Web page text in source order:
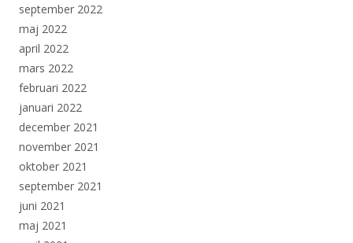
september 2022
maj 2022
april 2022
mars 2022
februari 2022
januari 2022
december 2021
november 2021
oktober 2021
september 2021
juni 2021
maj 2021